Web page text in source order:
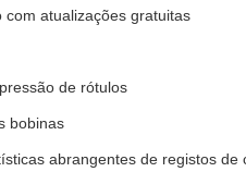
atualizações gratuitas
de rótulos
bobinas
abrangentes de registos de